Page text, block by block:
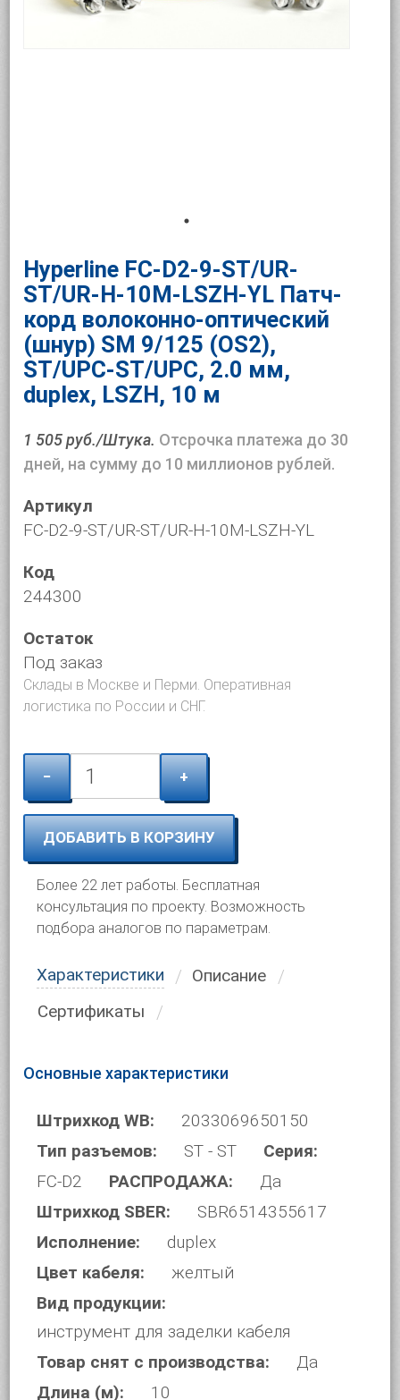
Hyperline FC-D2-9-ST/UR-
ST/UR-H-10M-LSZH-YL Патч-
корд волоконно-оптический
(шнур) SM 9/125 (OS2),
ST/UPC-ST/UPC, 2.0 мм,
duplex, LSZH, 10 м
1 505 руб./Штука. Отсрочка платежа до 30
дней, на сумму до 10 миллионов рублей.
Артикул
FC-D2-9-ST/UR-ST/UR-H-10M-LSZH-YL
Код
244300
Остаток
Под заказ
Склады в Москве и Перми. Оперативная
логистика по России и СНГ.
− +
ДОБАВИТЬ В КОРЗИНУ
Более 22 лет работы. Бесплатная
консультация по проекту. Возможность
подбора аналогов по параметрам.
Характеристики
Описание
Сертификаты
Основные характеристики
Штрихкод WB:
2033069650150
Тип разъемов:
ST - ST
Серия:
FC-D2
РАСПРОДАЖА:
Да
Штрихкод SBER:
SBR6514355617
Исполнение:
duplex
Цвет кабеля:
желтый
Вид продукции:
инструмент для заделки кабеля
Товар снят с производства:
Да
Длина (м):
10